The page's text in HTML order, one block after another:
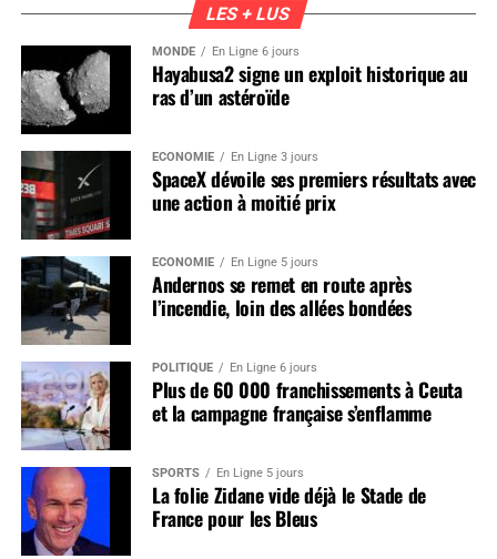
LES + LUS
MONDE En Ligne 6 jours
Hayabusa2 signe un exploit historique au
ras d’un astéroïde
ÉCONOMIE En Ligne 3 jours
SpaceX dévoile ses premiers résultats avec
une action à moitié prix
ÉCONOMIE En Ligne 5 jours
Andernos se remet en route après
l’incendie, loin des allées bondées
POLITIQUE En Ligne 6 jours
Plus de 60 000 franchissements à Ceuta
et la campagne française s’enflamme
SPORTS En Ligne 5 jours
La folie Zidane vide déjà le Stade de
France pour les Bleus